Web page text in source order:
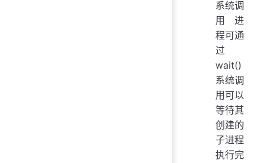
系统调
用 进
程可通
过
wait()
系统调
用可以
等待其
创建的
子进程
执行完